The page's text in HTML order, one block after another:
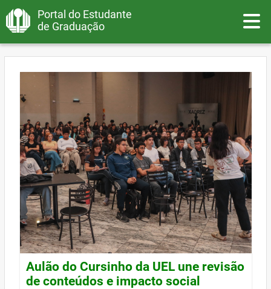
Portal do Estudante
de Graduação
Aulão do Cursinho da UEL une revisão
de conteúdos e impacto social